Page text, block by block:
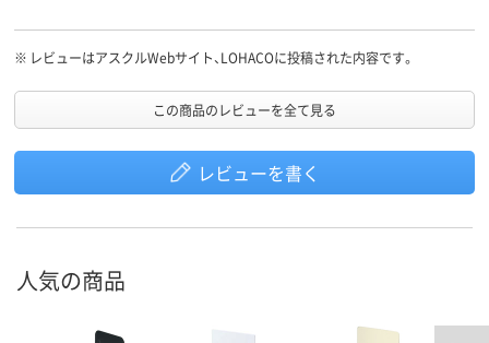
※ レビューはアスクルWebサイト、LOHACOに投稿された内容です。
この商品のレビューを全て見る
レビューを書く
人気の商品